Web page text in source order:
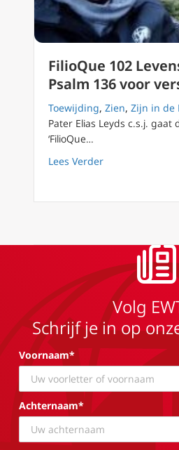
FilioQue 102
Psalm 136 voor
Toewijding, Zien, Zijn in de
Pater Elias Leyds c.s.j. gaat
‘FilioQue…
Lees Verderabout FilioQue
Volg
Schrijf je in op
Voornaam*
Achternaam*